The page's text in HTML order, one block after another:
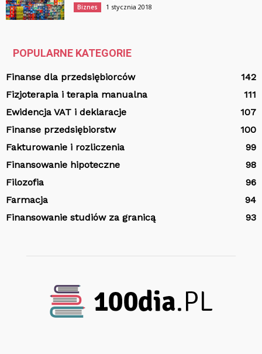
Biznes 1 stycznia 2018
POPULARNE KATEGORIE
Finanse dla przedsiębiorców
142
Fizjoterapia i terapia manualna
111
Ewidencja VAT i deklaracje
107
Finanse przedsiębiorstw
100
Fakturowanie i rozliczenia
99
Finansowanie hipoteczne
98
Filozofia
96
Farmacja
94
Finansowanie studiów za granicą
93